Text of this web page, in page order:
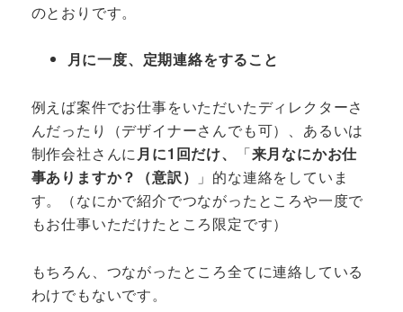
のとおりです。
月に一度、定期連絡をすること
例えば案件でお仕事をいただいたディレクターさ
んだったり（デザイナーさんでも可）、あるいは
制作会社さんに月に1回だけ、 「来月なにかお仕
事ありますか？（意訳）
」的な連絡をしていま
す。（なにかで紹介でつながったところや一度で
もお仕事いただけたところ限定です）
もちろん、つながったところ全てに連絡している
わけでもないです。